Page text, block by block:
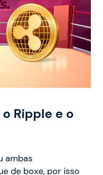
Ripple e o
ambas
de boxe, por isso